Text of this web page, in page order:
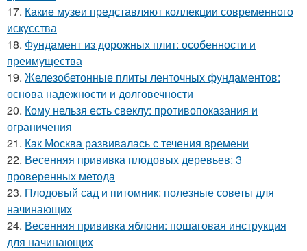
17. Какие музеи представляют коллекции современного
искусства
18. Фундамент из дорожных плит: особенности и
преимущества
19. Железобетонные плиты ленточных фундаментов:
основа надежности и долговечности
20. Кому нельзя есть свеклу: противопоказания и
ограничения
21. Как Москва развивалась с течения времени
22. Весенняя прививка плодовых деревьев: 3
проверенных метода
23. Плодовый сад и питомник: полезные советы для
начинающих
24. Весенняя прививка яблони: пошаговая инструкция
для начинающих